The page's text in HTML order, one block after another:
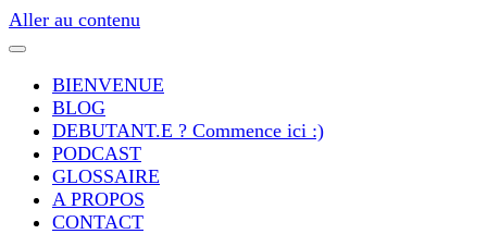
Aller au contenu
BIENVENUE
BLOG
DEBUTANT.E ? Commence ici :)
PODCAST
GLOSSAIRE
A PROPOS
CONTACT